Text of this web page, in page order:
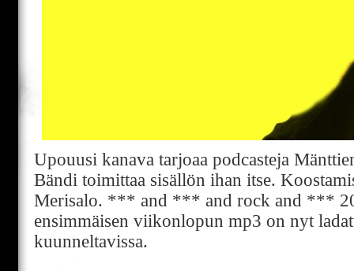
Upouusi kanava tarjoaa podcasteja
Bändi toimittaa sisällön ihan itse.
Merisalo. *** and *** and rock and ***
ensimmäisen viikonlopun mp3 on nyt
kuunneltavissa.